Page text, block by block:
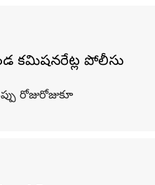
కమిషనరేట్ల పోలీసు
రోజురోజుకూ